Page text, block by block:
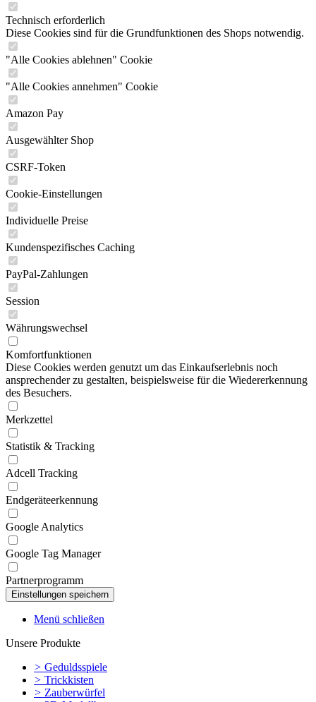
Technisch erforderlich
Diese Cookies sind für die Grundfunktionen des Shops notwendig.
"Alle Cookies ablehnen" Cookie
"Alle Cookies annehmen" Cookie
Amazon Pay
Ausgewählter Shop
CSRF-Token
Cookie-Einstellungen
Individuelle Preise
Kundenspezifisches Caching
PayPal-Zahlungen
Session
Währungswechsel
Komfortfunktionen
Diese Cookies werden genutzt um das Einkaufserlebnis noch
ansprechender zu gestalten, beispielsweise für die Wiedererkennung
des Besuchers.
Merkzettel
Statistik & Tracking
Adcell Tracking
Endgeräteerkennung
Google Analytics
Google Tag Manager
Partnerprogramm
Menü schließen
Unsere Produkte
> Geduldsspiele
> Trickkisten
> Zauberwürfel